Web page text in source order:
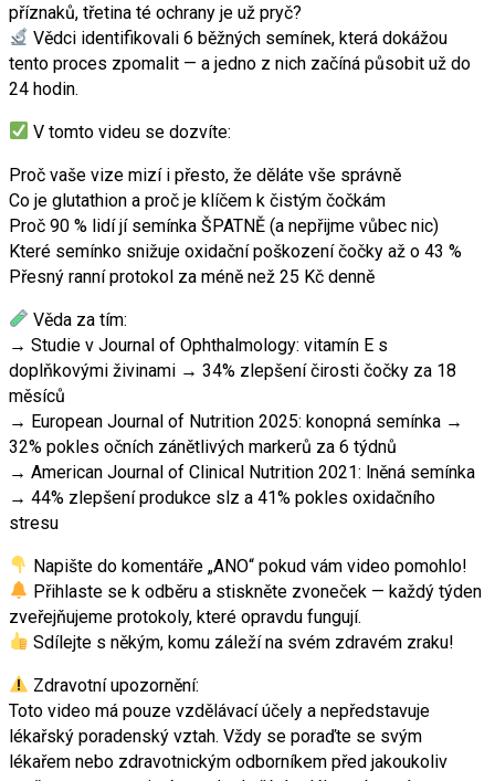
příznaků, třetina té ochrany je už pryč?
Vědci identifikovali 6 běžných semínek, která dokážou
tento proces zpomalit — a jedno z nich začíná působit už do
24 hodin.
V tomto videu se dozvíte:
Proč vaše vize mizí i přesto, že děláte vše správně
Co je glutathion a proč je klíčem k čistým čočkám
Proč 90 % lidí jí semínka ŠPATNĚ (a nepřijme vůbec nic)
Které semínko snižuje oxidační poškození čočky až o 43 %
Přesný ranní protokol za méně než 25 Kč denně
Věda za tím:
→ Studie v Journal of Ophthalmology: vitamín E s
doplňkovými živinami → 34% zlepšení čirosti čočky za 18
měsíců
→ European Journal of Nutrition 2025: konopná semínka →
32% pokles očních zánětlivých markerů za 6 týdnů
→ American Journal of Clinical Nutrition 2021: lněná semínka
→ 44% zlepšení produkce slz a 41% pokles oxidačního
stresu
Napište do komentáře „ANO“ pokud vám video pomohlo!
Přihlaste se k odběru a stiskněte zvoneček — každý týden
zveřejňujeme protokoly, které opravdu fungují.
Sdílejte s někým, komu záleží na svém zdravém zraku!
Zdravotní upozornění:
Toto video má pouze vzdělávací účely a nepředstavuje
lékařský poradenský vztah. Vždy se poraďte se svým
lékařem nebo zdravotnickým odborníkem před jakoukoliv